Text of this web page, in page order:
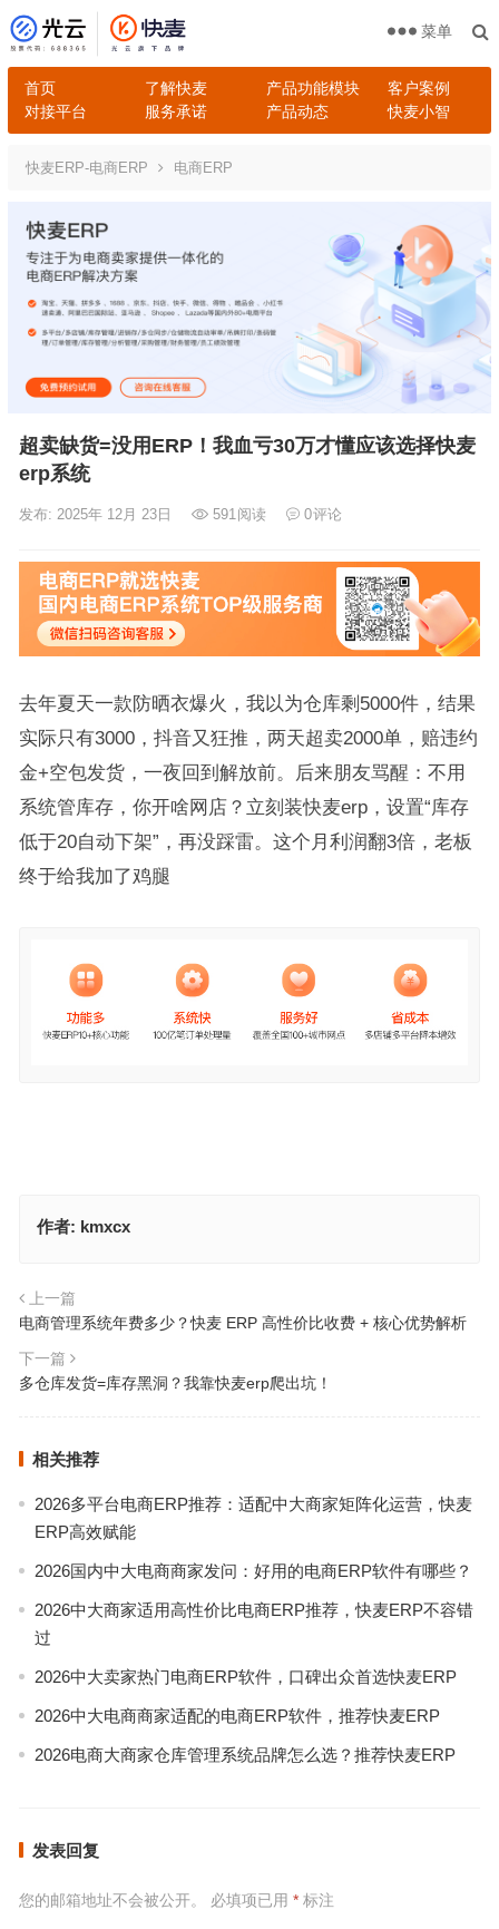
首页 了解快麦 产品功能模块
客户案例
对接平台
服务承诺 产品动态 快麦小智
菜单
快麦ERP-电商ERP 电商ERP
超卖缺货=没用ERP！我血亏30万才懂应该选择快麦
erp系统
发布: 2025年 12月 23日 591 阅读 0评论
去年夏天一款防晒衣爆火，我以为仓库剩5000件，结果
实际只有3000，抖音又狂推，两天超卖2000单，赔违约
金+空包发货，一夜回到解放前。后来朋友骂醒：不用
系统管库存，你开啥网店？立刻装快麦erp，设置“库存
低于20自动下架”，再没踩雷。这个月利润翻3倍，老板
终于给我加了鸡腿
作者: kmxcx
上一篇
电商管理系统年费多少？快麦 ERP 高性价比收费 + 核心优势解析
下一篇
多仓库发货=库存黑洞？我靠快麦erp爬出坑！
相关推荐
2026多平台电商ERP推荐：适配中大商家矩阵化运营，快麦
ERP高效赋能
2026国内中大电商商家发问：好用的电商ERP软件有哪些？
2026中大商家适用高性价比电商ERP推荐，快麦ERP不容错
过
2026中大卖家热门电商ERP软件，口碑出众首选快麦ERP
2026中大电商商家适配的电商ERP软件，推荐快麦ERP
2026电商大商家仓库管理系统品牌怎么选？推荐快麦ERP
发表回复
您的邮箱地址不会被公开。 必填项已用 *标注